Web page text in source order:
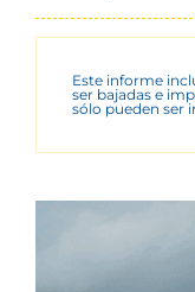
Este informe
ser bajadas e
sólo pueden ser